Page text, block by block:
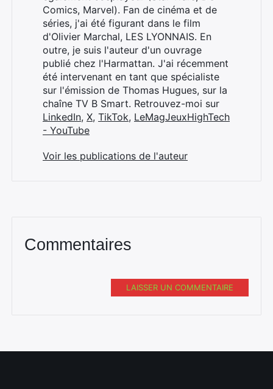
Comics, Marvel). Fan de cinéma et de
séries, j'ai été figurant dans le film
d'Olivier Marchal, LES LYONNAIS. En
outre, je suis l'auteur d'un ouvrage
publié chez l'Harmattan. J'ai récemment
été intervenant en tant que spécialiste
sur l'émission de Thomas Hugues, sur la
chaîne TV B Smart. Retrouvez-moi sur
LinkedIn, X, TikTok, LeMagJeuxHighTech
- YouTube
Voir les publications de l'auteur
Commentaires
LAISSER UN COMMENTAIRE